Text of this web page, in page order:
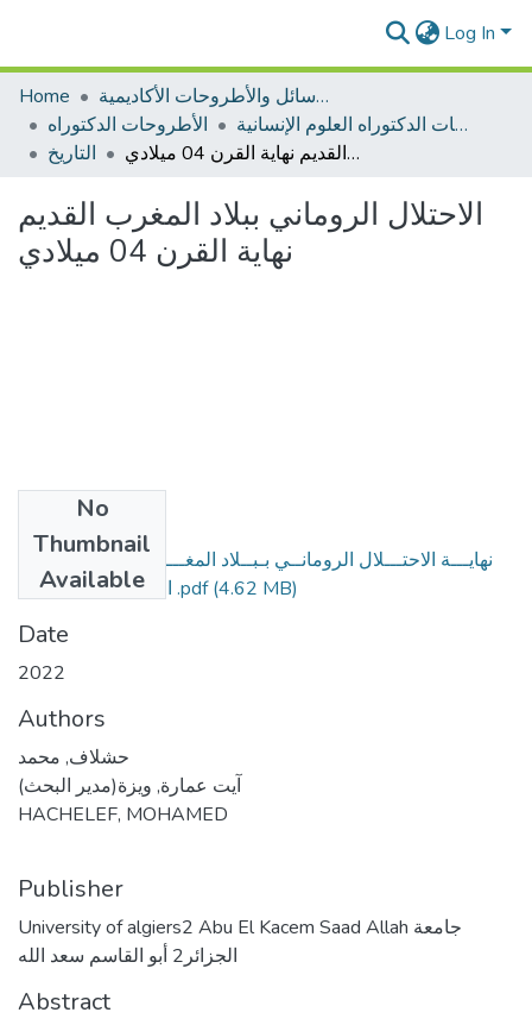
Log In
Home
الرسائل والأطروحات الأكاديمية
الأطروحات الدكتوراه
الأطروحات الدكتوراه العلوم الإنسانية
التاريخ
الاحتلال الروماني ببلاد المغرب القديم نهاية القرن 04 ميلادي
الاحتلال الروماني ببلاد المغرب القديم
نهاية القرن 04 ميلادي
No
Thumbnail
Available
نهايـــة الاحتـــلال الرومانــي بـبــلاد المغـــرب القديـــم نهايــة
القــرن 04 ميــلادي .pdf(4.62 MB)
Date
2022
Authors
حشلاف, محمد
آيت عمارة, ويزة(مدير البحث)
HACHELEF, MOHAMED
Publisher
University of algiers2 Abu El Kacem Saad Allah جامعة
الجزائر2 أبو القاسم سعد الله
Abstract